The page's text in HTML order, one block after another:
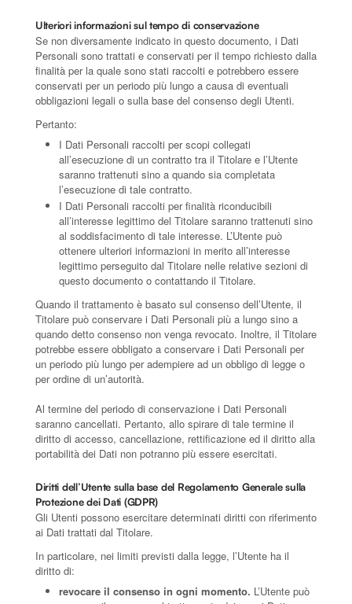
Ulteriori informazioni sul tempo di conservazione
Se non diversamente indicato in questo documento, i Dati
Personali sono trattati e conservati per il tempo richiesto dalla
finalità per la quale sono stati raccolti e potrebbero essere
conservati per un periodo più lungo a causa di eventuali
obbligazioni legali o sulla base del consenso degli Utenti.
Pertanto:
I Dati Personali raccolti per scopi collegati
all’esecuzione di un contratto tra il Titolare e l’Utente
saranno trattenuti sino a quando sia completata
l’esecuzione di tale contratto.
I Dati Personali raccolti per finalità riconducibili
all’interesse legittimo del Titolare saranno trattenuti sino
al soddisfacimento di tale interesse. L’Utente può
ottenere ulteriori informazioni in merito all’interesse
legittimo perseguito dal Titolare nelle relative sezioni di
questo documento o contattando il Titolare.
Quando il trattamento è basato sul consenso dell’Utente, il
Titolare può conservare i Dati Personali più a lungo sino a
quando detto consenso non venga revocato. Inoltre, il Titolare
potrebbe essere obbligato a conservare i Dati Personali per
un periodo più lungo per adempiere ad un obbligo di legge o
per ordine di un’autorità.
Al termine del periodo di conservazione i Dati Personali
saranno cancellati. Pertanto, allo spirare di tale termine il
diritto di accesso, cancellazione, rettificazione ed il diritto alla
portabilità dei Dati non potranno più essere esercitati.
Diritti dell’Utente sulla base del Regolamento Generale sulla
Protezione dei Dati (GDPR)
Gli Utenti possono esercitare determinati diritti con riferimento
ai Dati trattati dal Titolare.
In particolare, nei limiti previsti dalla legge, l’Utente ha il
diritto di:
revocare il consenso in ogni momento. L’Utente può